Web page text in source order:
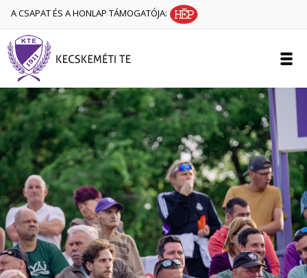
A CSAPAT ÉS A HONLAP TÁMOGATÓJA: